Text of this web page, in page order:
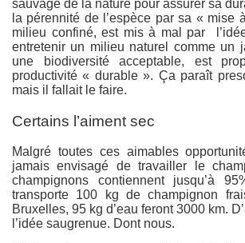
sauvage de la nature pour assurer sa
la pérennité de l’espèce par sa « mise
milieu confiné, est mis à mal par
entretenir un milieu naturel comme un
une biodiversité acceptable, est
productivité « durable ». Ça paraît
mais il fallait le faire.
Certains l’aiment sec
Malgré toutes ces aimables
jamais envisagé de travailler le
champignons contiennent jusqu’à
transporte 100 kg de champignon
Bruxelles, 95 kg d’eau feront 3000 km.
l’idée saugrenue. Dont nous.